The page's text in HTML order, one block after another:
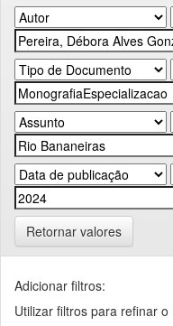
Retornar valores
Adicionar filtros:
Utilizar filtros para refinar